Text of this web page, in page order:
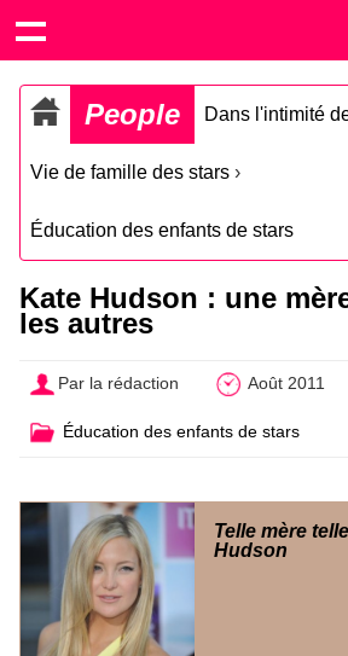
People Dans l'intimité
Vie de famille des stars ›
Éducation des enfants de stars
Kate Hudson : une
les autres
Par la rédaction Août 2011
Éducation des enfants de stars
Telle mère
Hudson